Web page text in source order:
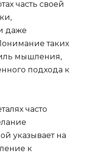
часть своей
даже
таких
мышления,
подхода к
часто
указывает на
к